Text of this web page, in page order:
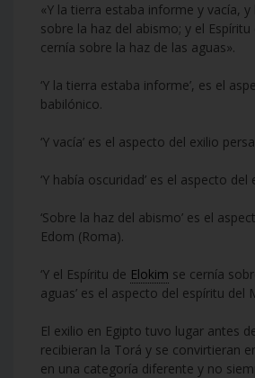
«Y la tierra estaba informe y vacía, y
sobre la haz del abismo; y el Espíritu
cernía sobre la haz de las aguas».
‘Y la tierra estaba informe’, es el
babilónico.
‘Y vacía’ es el aspecto del exilio
‘Y había oscuridad’ es el aspecto del
‘Sobre la haz del abismo’ es el
Edom (Roma).
‘Y el Espíritu de Elokim se cernía
aguas’ es el aspecto del espíritu del
El exilio en Egipto tuvo lugar antes
recibieran la Torá y se convirtieran
en una categoría diferente y no